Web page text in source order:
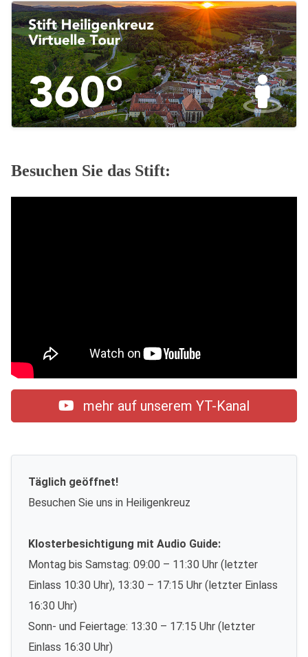
Besuchen Sie das Stift:
mehr auf unserem YT-Kanal
Täglich geöffnet!
Besuchen Sie uns in Heiligenkreuz
Klosterbesichtigung mit Audio Guide:
Montag bis Samstag: 09:00 – 11:30 Uhr (letzter
Einlass 10:30 Uhr), 13:30 – 17:15 Uhr (letzter Einlass
16:30 Uhr)
Sonn- und Feiertage: 13:30 – 17:15 Uhr (letzter
Einlass 16:30 Uhr)